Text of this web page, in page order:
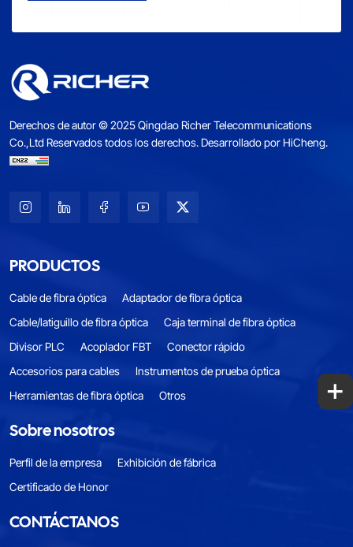
Derechos de autor © 2025 Qingdao Richer Telecommunications
Co.,Ltd Reservados todos los derechos.Desarrollado por HiCheng.
PRODUCTOS
Cable de fibra óptica
Adaptador de fibra óptica
Cable/latiguillo de fibra óptica
Caja terminal de fibra óptica
Divisor PLC
Acoplador FBT
Conector rápido
Accesorios para cables
Instrumentos de prueba óptica
Herramientas de fibra óptica
Otros
Sobre nosotros
Perfil de la empresa
Exhibición de fábrica
Certificado de Honor
CONTÁCTANOS
+